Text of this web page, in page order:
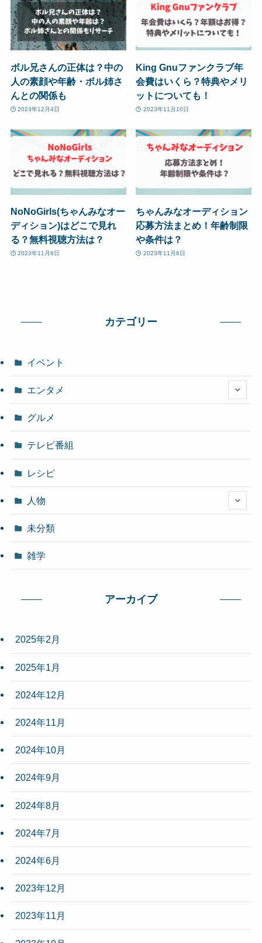
ボル兄さんの正体は？中の
人の素顔や年齢・ボル姉さ
んとの関係も
2023年12月4日
King Gnuファンクラブ年
会費はいくら？特典やメリ
ットについても！
2023年11月10日
NoNoGirls(ちゃんみなオー
ディション)はどこで見れ
る？無料視聴方法は？
2023年11月6日
ちゃんみなオーディション
応募方法まとめ！年齢制限
や条件は？
2023年11月6日
カテゴリー
イベント
エンタメ
グルメ
テレビ番組
レシピ
人物
未分類
雑学
アーカイブ
2025年2月
2025年1月
2024年12月
2024年11月
2024年10月
2024年9月
2024年8月
2024年7月
2024年6月
2023年12月
2023年11月